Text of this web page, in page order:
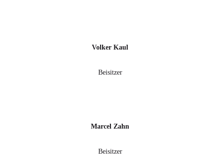
Volker Kaul
Beisitzer
Marcel Zahn
Beisitzer